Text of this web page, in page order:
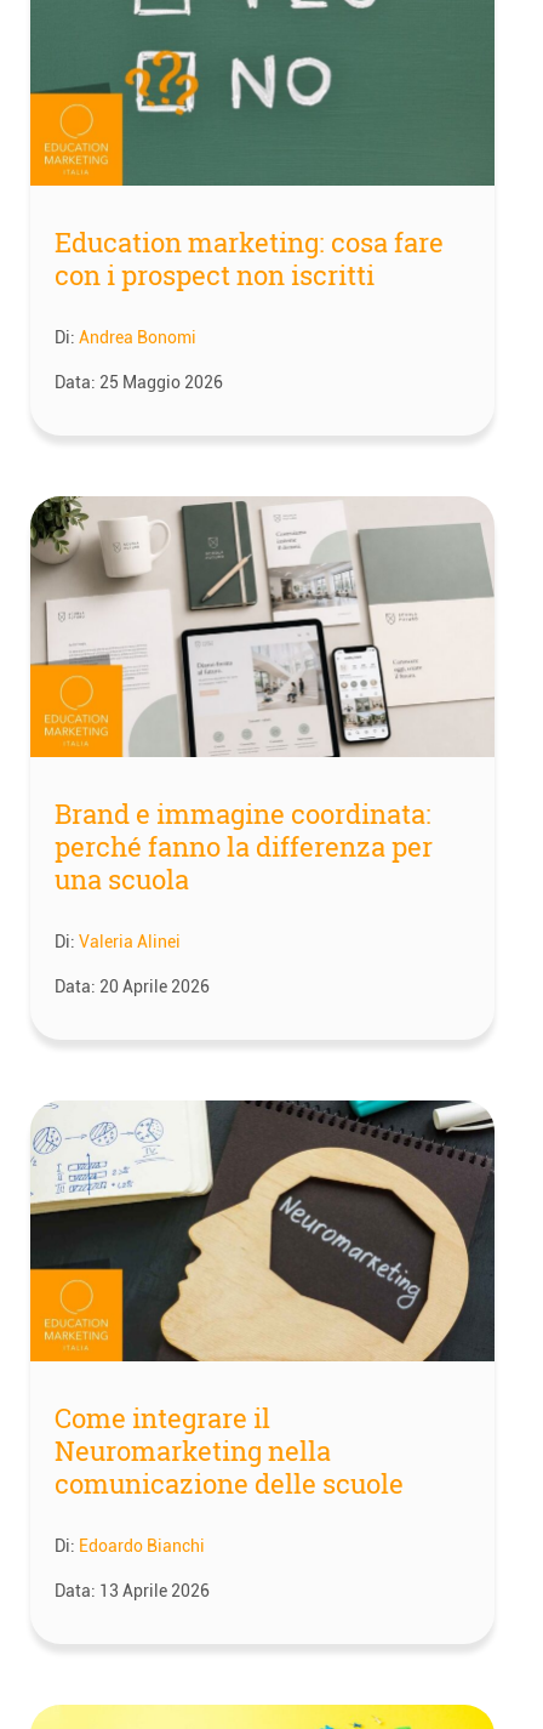
Education marketing: cosa fare
con i prospect non iscritti
Di: Andrea Bonomi
Data: 25 Maggio 2026
Brand e immagine coordinata:
perché fanno la differenza per
una scuola
Di: Valeria Alinei
Data: 20 Aprile 2026
Come integrare il
Neuromarketing nella
comunicazione delle scuole
Di: Edoardo Bianchi
Data: 13 Aprile 2026